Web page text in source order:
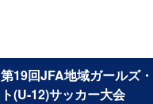
第19回JFA地域ガールズ
ト(U-12)サッカー大会